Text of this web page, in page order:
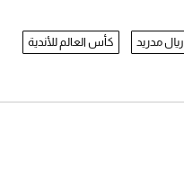
ريال مدريد كأس العالم للأندية